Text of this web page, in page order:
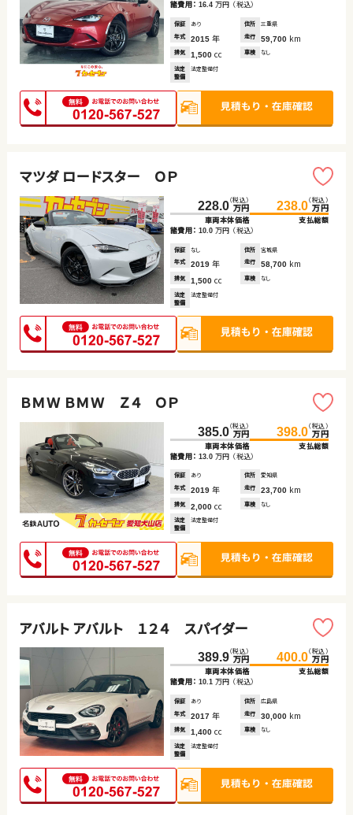
諸費用： 16.4 万円 （税込）
保証 あり 住所
三重県
年式
2015 年 走行 59,700 km
排気 1,500 cc 車検 なし
法定
整備
法定整備付
マツダ ロードスター ＯＰ
228.0（税込）
万円
車両本体価格
238.0（税込）
万円
支払総額
諸費用： 10.0 万円 （税込）
保証 なし 住所
宮城県
年式
2019 年 走行 58,700 km
排気 1,500 cc 車検 なし
法定
整備
法定整備付
ＢＭＷ ＢＭＷ Ｚ４ ＯＰ
385.0（税込）
万円
車両本体価格
398.0（税込）
万円
支払総額
諸費用： 13.0 万円 （税込）
保証 あり 住所
愛知県
年式
2019 年 走行 23,700 km
排気 2,000 cc 車検 なし
法定
整備
法定整備付
アバルト アバルト １２４ スパイダー
389.9（税込）
万円
車両本体価格
400.0（税込）
万円
支払総額
諸費用： 10.1 万円 （税込）
保証 あり 住所
広島県
年式
2017 年 走行 30,000 km
排気 1,400 cc 車検 なし
法定
整備
法定整備付